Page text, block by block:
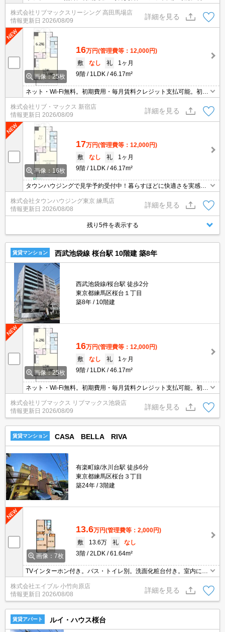
費用分割払い相談可能。他社掲載物件もまとめてご紹介可能です。
問合せ当日でもご対応可能。土日祝日は混み合いますのでお早めに
ご予約ください。当店は家主強制でない場合、消毒・抗菌代や安心
サポート代など不要費用は一切不要。オンライン案内可。
株式会社リブマックスリーシング 高田馬場店
情報更新日 2026/08/09
詳細を見る
画像：25枚
16万円(管理費等：12,000円)
敷
なし 礼
1ヶ月
9階
1LDK 46.17m²
ネット・Wi-Fi無料。初期費用・毎月賃料クレジット支払可能。初期
費用分割払い相談可能。他社掲載物件もまとめてご紹介可能です。
問合せ当日でもご対応可能。土日祝日は混み合いますのでお早めに
ご予約ください。当店は家主強制でない場合、消毒・抗菌代や安心
サポート代など不要費用は一切不要。オンライン案内可。
株式会社リブ・マックス 新宿店
情報更新日 2026/08/09
詳細を見る
画像：16枚
17万円(管理費等：12,000円)
敷
なし 礼
1ヶ月
9階
1LDK 46.17m²
タウンハウジングで見学予約受付中！暮らすほどに快適さを実感で
きる設備仕様！駅前商業施設の多さ！日常の買い物に便利！
株式会社タウンハウジング東京 練馬店
情報更新日 2026/08/08
詳細を見る
残り5件を表示する
賃貸マンション 西武池袋線 桜台駅 10階建 築8年
西武池袋線/桜台駅 徒歩2分
東京都練馬区桜台１丁目
築8年
10階建
画像：25枚
16万円(管理費等：12,000円)
敷
なし 礼
1ヶ月
9階
1LDK 46.17m²
ネット・Wi-Fi無料。初期費用・毎月賃料クレジット支払可能。初期
費用分割払い相談可能。他社掲載物件もまとめてご紹介可能です。
問合せ当日でもご対応可能。土日祝日は混み合いますのでお早めに
ご予約ください。当店は家主強制でない場合、消毒・抗菌代や安心
サポート代など不要費用は一切不要。オンライン案内可。
株式会社リブマックス リブマックス池袋店
情報更新日 2026/08/09
詳細を見る
賃貸マンション CASA BELLA RIVA
有楽町線/氷川台駅 徒歩6分
東京都練馬区桜台３丁目
築24年
3階建
画像：7枚
13.6万円(管理費等：2,000円)
敷
13.6万 礼
なし
3階
2LDK 61.64m²
TVインターホン付き。バス・トイレ別。洗面化粧台付き。室内に洗
濯機置場あり。2路線2駅利用可能で都心へのアクセス良好。保証会
社加入要(初回、月額総支払額の50％、2,200円/月)。
株式会社エイブル 小竹向原店
情報更新日 2026/08/08
詳細を見る
賃貸アパート ルイ・ハウス桜台